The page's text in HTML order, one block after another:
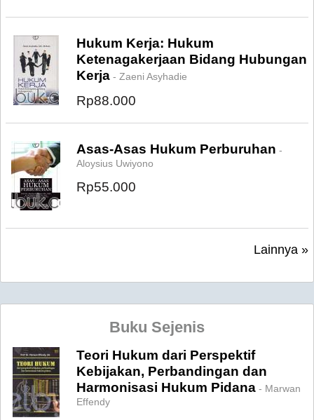
Hukum Kerja: Hukum
Ketenagakerjaan Bidang Hubungan
Kerja - Zaeni Asyhadie
Rp88.000
Asas-Asas Hukum Perburuhan -
Aloysius Uwiyono
Rp55.000
Lainnya »
Buku Sejenis
Teori Hukum dari Perspektif
Kebijakan, Perbandingan dan
Harmonisasi Hukum Pidana - Marwan
Effendy